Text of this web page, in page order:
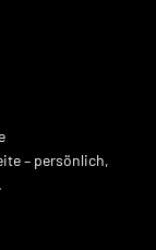
– persönlich,